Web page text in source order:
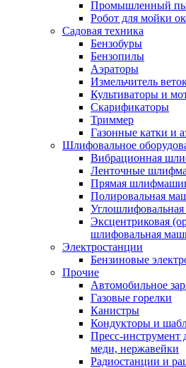
Промышленный
Робот для мойки
Садовая техника
Бензобуры
Бензопилы
Аэраторы
Измельчитель
Культиваторы и
Скарификаторы
Триммер
Газонные катки и
Шлифовальное
Вибрационная
Ленточные
Прямая
Полировальная
Эксцентриковая
шлифовальная
Электростанции
Бензиновые
Прочие
Автомобильное
Газовые горелки
Канистры
Кондукторы и
Пресс-инструмент
меди, нержавейки
Радиостанции и